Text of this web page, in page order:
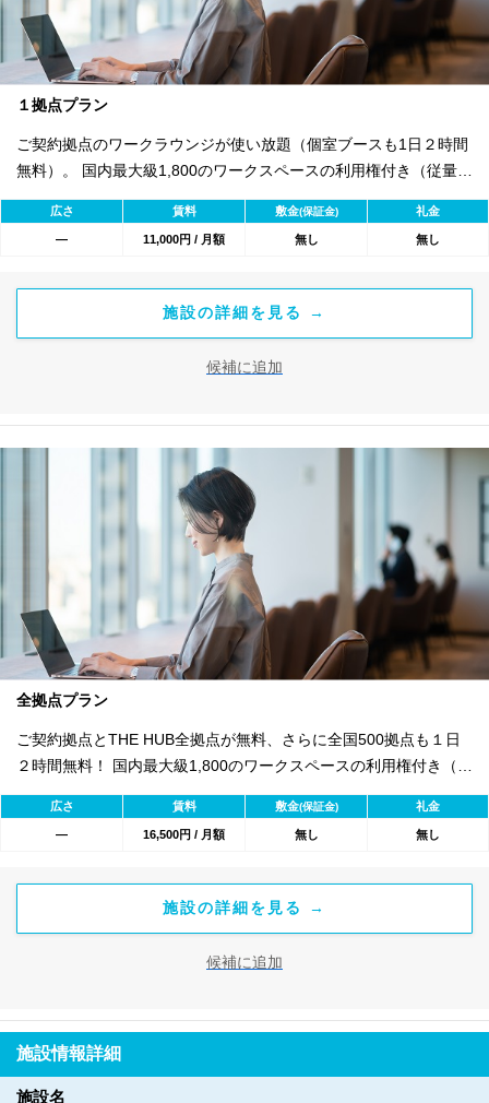
１拠点プラン
ご契約拠点のワークラウンジが使い放題（個室ブースも1日２時間
無料）。 国内最大級1,800のワークスペースの利用権付き（従量課
金）
広さ 賃料 敷金(保証金) 礼金
― 11,000円 / 月額 無し 無し
施設の詳細を見る →
候補に追加
全拠点プラン
ご契約拠点とTHE HUB全拠点が無料、さらに全国500拠点も１日
２時間無料！ 国内最大級1,800のワークスペースの利用権付き（従
量課金）
広さ 賃料 敷金(保証金) 礼金
― 16,500円 / 月額 無し 無し
施設の詳細を見る →
候補に追加
施設情報詳細
施設名